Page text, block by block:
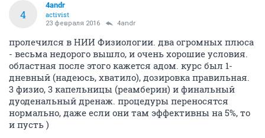
4
4andr
activist
23 февраля 2016 4andr
пролечился в НИИ Физиологии. два огромных плюса
- весьма недорого вышло, и очень хорошие условия.
областная после этого кажется адом. курс был 1-
дневный (надеюсь, хватило), дозировка правильная.
3 физио, 3 капельницы (реамберин) и финальный
дуоденальный дренаж. процедуры переносятся
нормально, даже если они там эффективны на 5%, то
и пусть )